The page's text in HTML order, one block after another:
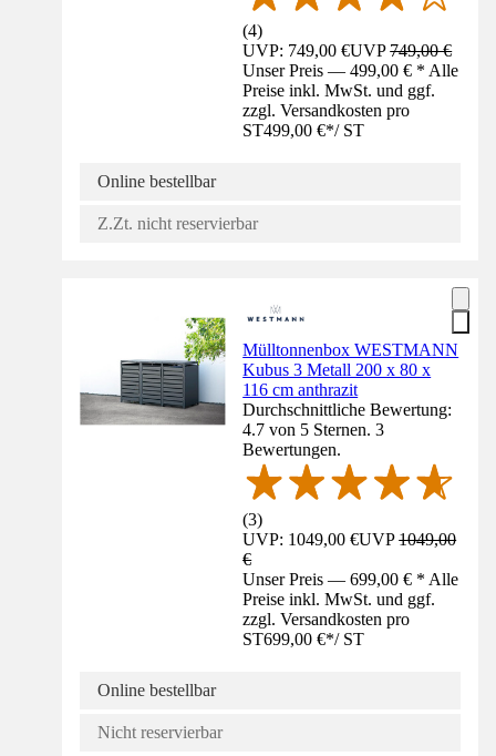
(4)
UVP: 749,00 €UVP749,00 €
Unser Preis — 499,00 € * Alle
Preise inkl. MwSt. und ggf.
zzgl. Versandkosten pro
ST499,00 €*/ ST
Online bestellbar
Z.Zt. nicht reservierbar
Mülltonnenbox WESTMANN
Kubus 3 Metall 200 x 80 x
116 cm anthrazit
Durchschnittliche Bewertung:
4.7 von 5 Sternen. 3
Bewertungen.
(3)
UVP: 1049,00 €UVP1049,00
€
Unser Preis — 699,00 € * Alle
Preise inkl. MwSt. und ggf.
zzgl. Versandkosten pro
ST699,00 €*/ ST
Online bestellbar
Nicht reservierbar